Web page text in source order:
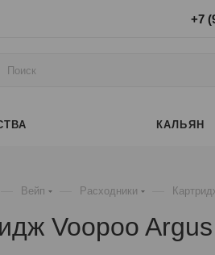
+7
КАЛЬЯН
Вейп Расходники
Voopoo